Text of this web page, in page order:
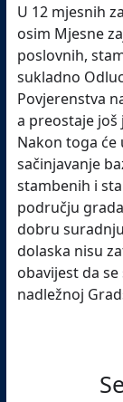
U 12 mjesnih
osim Mjesne
poslovnih,
sukladno
Povjerenstva
a preostaje još
Nakon toga
sačinjavanje
stambenih i
području
dobru
dolaska nisu
obavijest da
nadležnoj